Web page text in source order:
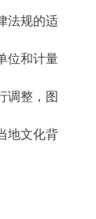
法规的适
位和计量
调整，图
地文化背